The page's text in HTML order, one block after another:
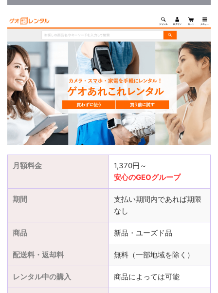
月額料金
1,370円～
安心のGEOグループ
期間
支払い期間内であれば期限
なし
商品 新品・ユーズド品
配送料・返却料 無料（一部地域を除く）
レンタル中の購入 商品によっては可能